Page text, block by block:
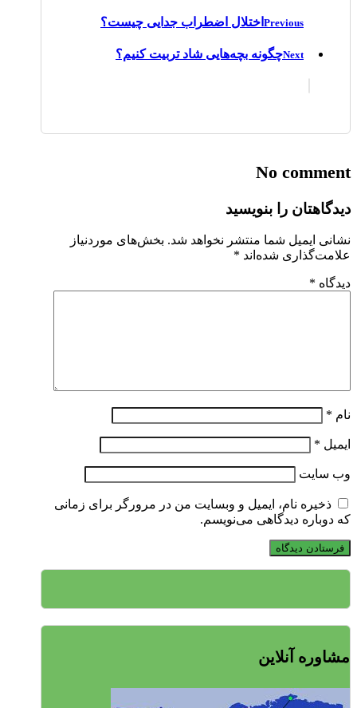
Previous اختلال اضطراب جدایی چیست؟
Nextچگونه بچه‌هایی شاد تربیت کنیم؟
No comment
دیدگاهتان را بنویسید
نشانی ایمیل شما منتشر نخواهد شد. بخش‌های موردنیاز
علامت‌گذاری شده‌اند *
دیدگاه *
نام *
ایمیل *
وب‌ سایت
ذخیره نام، ایمیل و وبسایت من در مرورگر برای زمانی
که دوباره دیدگاهی می‌نویسم.
مشاوره آنلاین